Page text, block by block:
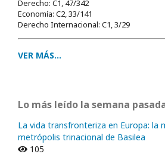
Derecho: C1, 47/342
Economía: C2, 33/141
Derecho Internacional: C1, 3/29
VER MÁS...
Lo más leído la semana
La vida transfronteriza en Europa: la
metrópolis trinacional de Basilea
105